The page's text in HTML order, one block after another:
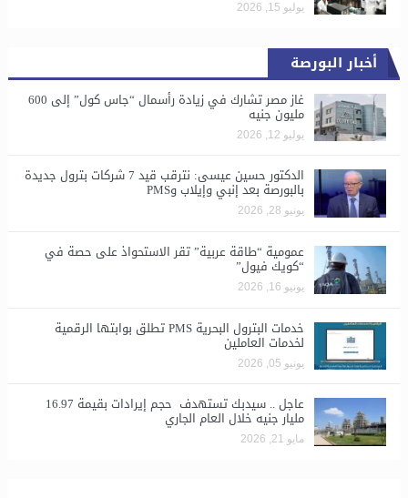
يوليو 15, 2026
أخبار البورصة
غاز مصر تشارك في زيادة رأسمال “جاس كول” إلى 600
مليون جنيه
يوليو 12, 2026
الدكتور حسين عيسى: نترقب قيد 7 شركات بترول جديدة
بالبورصة بعد إنبي وإيلاب وPMS
يونيو 28, 2026
​عمومية “طاقة عربية” تقر الاستحواذ على حصة في
“كويك فيول”
يونيو 16, 2026
خدمات البترول البحرية PMS تطلق بوابتها الرقمية
لخدمات العاملين
يونيو 05, 2026
عاجل .. سيدبك تستهدف حجم إيرادات بقيمة 16.97
مليار جنيه خلال العام الجاري
مايو 21, 2026